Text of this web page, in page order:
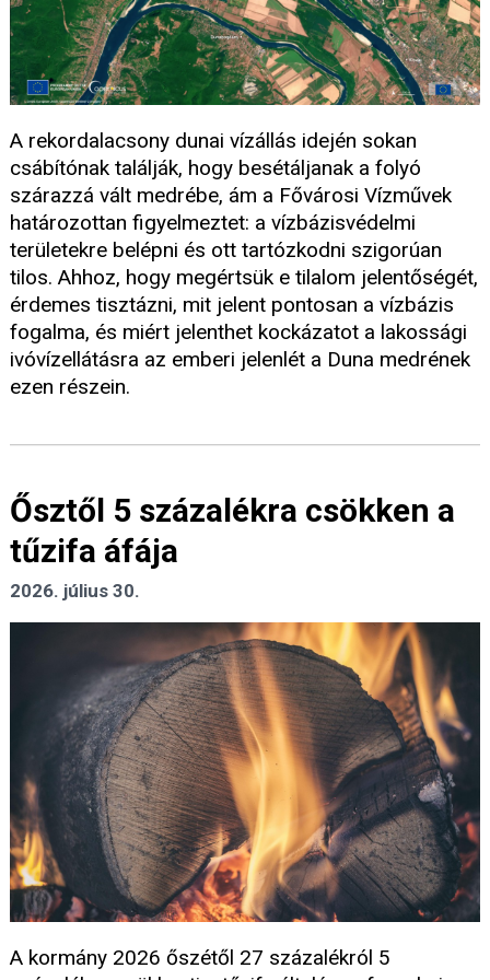
A rekordalacsony dunai vízállás idején sokan
csábítónak találják, hogy besétáljanak a folyó
szárazzá vált medrébe, ám a Fővárosi Vízművek
határozottan figyelmeztet: a vízbázisvédelmi
területekre belépni és ott tartózkodni szigorúan
tilos. Ahhoz, hogy megértsük e tilalom jelentőségét,
érdemes tisztázni, mit jelent pontosan a vízbázis
fogalma, és miért jelenthet kockázatot a lakossági
ivóvízellátásra az emberi jelenlét a Duna medrének
ezen részein.
Ősztől 5 százalékra csökken a
tűzifa áfája
2026. július 30.
A kormány 2026 őszétől 27 százalékról 5